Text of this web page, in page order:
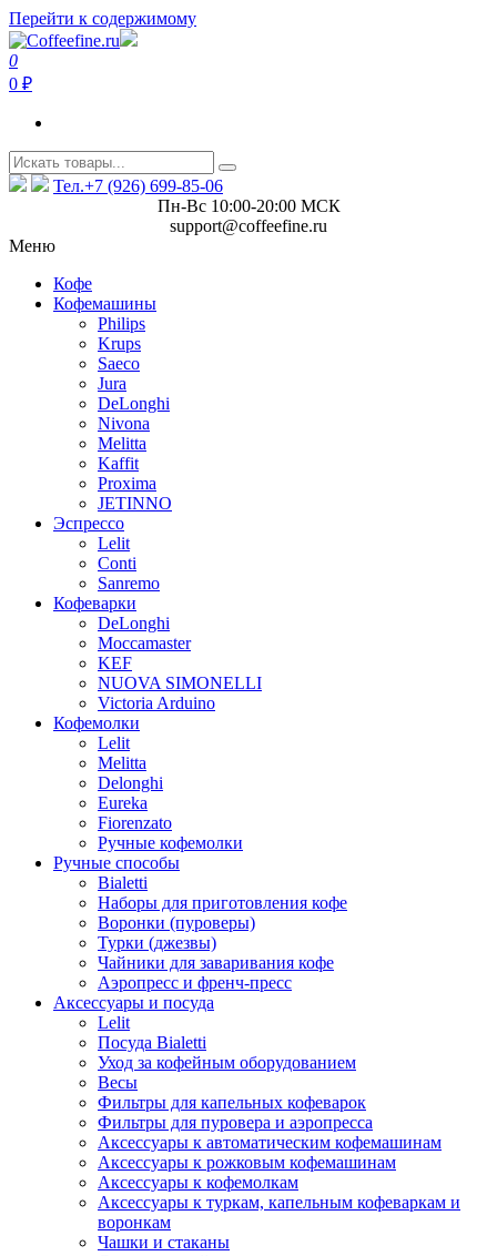
Перейти к содержимому
Coffeefine.ru
Интернет-магазин кофемашин и кофейной техники для дома
0
0 ₽
Тел.+7 (926) 699-85-06
Пн-Вс 10:00-20:00 МСК
support@coffeefine.ru
Меню
Кофе
Кофемашины
Philips
Krups
Saeco
Jura
DeLonghi
Nivona
Melitta
Kaffit
Proxima
JETINNO
Эспрессо
Lelit
Conti
Sanremo
Кофеварки
DeLonghi
Moccamaster
KEF
NUOVA SIMONELLI
Victoria Arduino
Кофемолки
Lelit
Melitta
Delonghi
Eureka
Fiorenzato
Ручные кофемолки
Ручные способы
Bialetti
Наборы для приготовления кофе
Воронки (пуроверы)
Турки (джезвы)
Чайники для заваривания кофе
Аэропресс и френч-пресс
Аксессуары и посуда
Lelit
Посуда Bialetti
Уход за кофейным оборудованием
Весы
Фильтры для капельных кофеварок
Фильтры для пуровера и аэропресса
Аксессуары к автоматическим кофемашинам
Аксессуары к рожковым кофемашинам
Аксессуары к кофемолкам
Аксессуары к туркам, капельным кофеваркам и
воронкам
Чашки и стаканы